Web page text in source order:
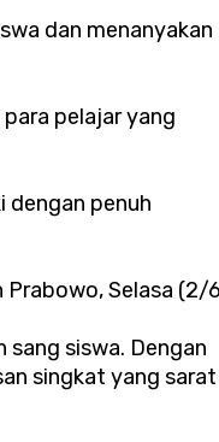
dan menanyakan
pelajar yang
dengan penuh
Prabowo, Selasa (2/
siswa. Dengan
singkat yang sarat